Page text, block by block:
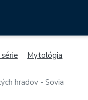
Mytológia
hradov - Sovia